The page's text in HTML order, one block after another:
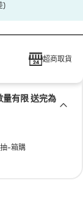
)
超商取貨
有限 送完為
-箱購